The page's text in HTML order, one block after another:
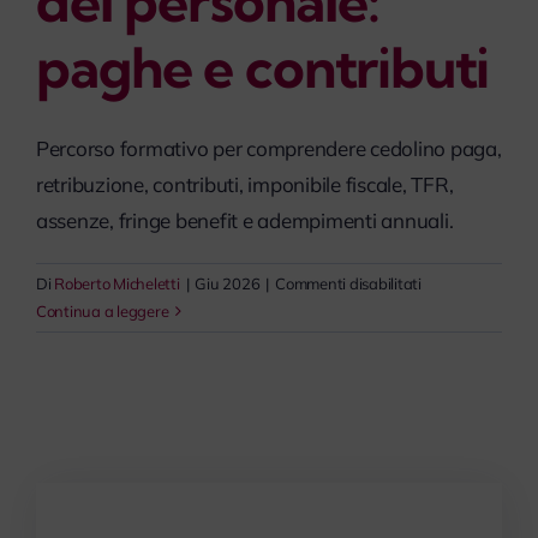
paghe e contributi
Percorso formativo per comprendere cedolino paga,
retribuzione, contributi, imponibile fiscale, TFR,
assenze, fringe benefit e adempimenti annuali.
Di Roberto Micheletti | Giu 2026 | Commenti disabilitatisu
Continua a leggere